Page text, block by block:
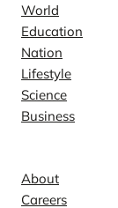
World
Education
Nation
Lifestyle
Science
Business
About
Careers